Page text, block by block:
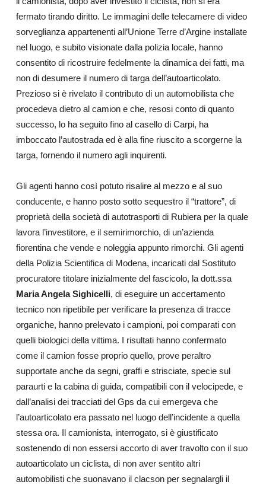
fermato tirando diritto. Le immagini delle telecamere di video
sorveglianza appartenenti all’Unione Terre d’Argine installate
nel luogo, e subito visionate dalla polizia locale, hanno
consentito di ricostruire fedelmente la dinamica dei fatti, ma
non di desumere il numero di targa dell’autoarticolato.
Prezioso si è rivelato il contributo di un automobilista che
procedeva dietro al camion e che, resosi conto di quanto
successo, lo ha seguito fino al casello di Carpi, ha
imboccato l’autostrada ed è alla fine riuscito a scorgerne la
targa, fornendo il numero agli inquirenti.
Gli agenti hanno così potuto risalire al mezzo e al suo
conducente, e hanno posto sotto sequestro il “trattore”, di
proprietà della società di autotrasporti di Rubiera per la quale
lavora l’investitore, e il semirimorchio, di un’azienda
fiorentina che vende e noleggia appunto rimorchi. Gli agenti
della Polizia Scientifica di Modena, incaricati dal Sostituto
procuratore titolare inizialmente del fascicolo, la dott.ssa
Maria Angela Sighicelli, di eseguire un accertamento
tecnico non ripetibile per verificare la presenza di tracce
organiche, hanno prelevato i campioni, poi comparati con
quelli biologici della vittima. I risultati hanno confermato
come il camion fosse proprio quello, prove peraltro
supportate anche da segni, graffi e strisciate, specie sul
paraurti e la cabina di guida, compatibili con il velocipede, e
dall’analisi dei tracciati del Gps da cui emergeva che
l’autoarticolato era passato nel luogo dell’incidente a quella
stessa ora. Il camionista, interrogato, si è giustificato
sostenendo di non essersi accorto di aver travolto con il suo
autoarticolato un ciclista, di non aver sentito altri
automobilisti che suonavano il clacson per segnalargli il